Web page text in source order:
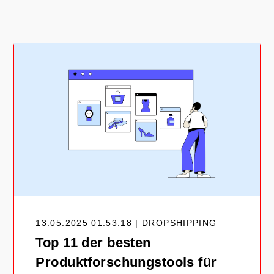
13.05.2025 01:53:18 | DROPSHIPPING
Top 11 der besten
Produktforschungstools für